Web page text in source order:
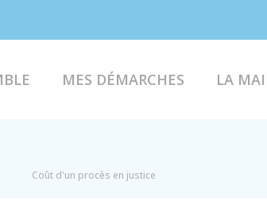
MES DÉMARCHES LA
Coût d'un procès en justice